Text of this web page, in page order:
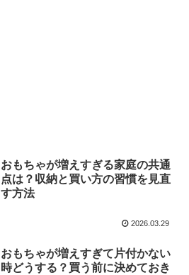
おもちゃが増えすぎる家庭の共通
点は？収納と買い方の習慣を見直
す方法
2026.03.29
おもちゃが増えすぎて片付かない
時どうする？買う前に決めておき